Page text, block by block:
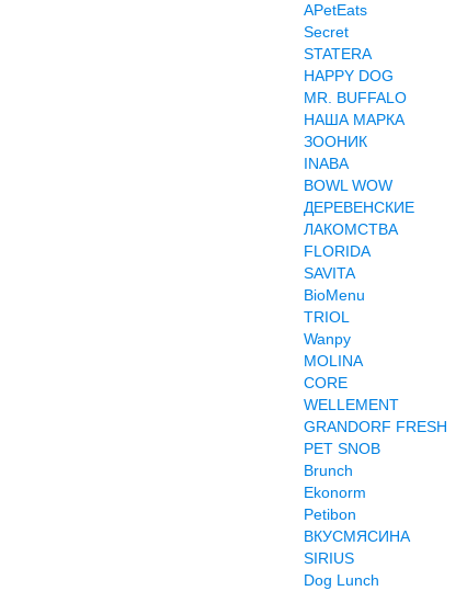
APetEats
Secret
STATERA
HAPPY DOG
MR. BUFFALO
НАША МАРКА
ЗООНИК
INABA
BOWL WOW
ДЕРЕВЕНСКИЕ
ЛАКОМСТВА
FLORIDA
SAVITA
BioMenu
TRIOL
Wanpy
MOLINA
CORE
WELLEMENT
GRANDORF FRESH
PET SNOB
Brunch
Ekonorm
Petibon
ВКУСМЯСИНА
SIRIUS
Dog Lunch